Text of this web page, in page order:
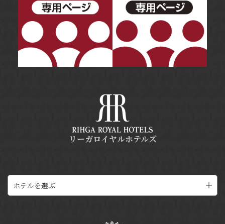
リーガロイヤルホテルズ
ホテルを選ぶ